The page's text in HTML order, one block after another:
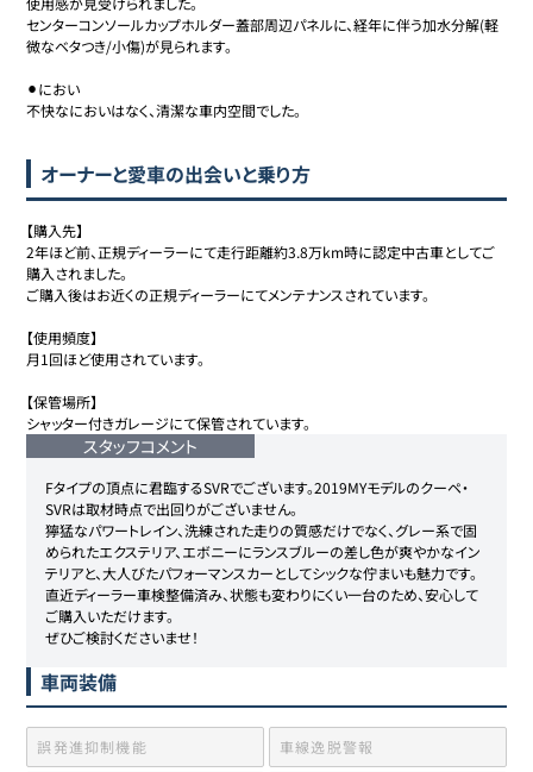
センターコンソールカップホルダー蓋部周辺パネルに、経年に伴う加水分解(軽
微なベタつき/小傷)が見られます。
⚫︎におい
不快なにおいはなく、清潔な車内空間でした。
オーナーと愛車の出会いと乗り方
【購入先】
2年ほど前、正規ディーラーにて走行距離約3.8万km時に認定中古車としてご
購入されました。
ご購入後はお近くの正規ディーラーにてメンテナンスされています。
【使用頻度】
月1回ほど使用されています。
【保管場所】
シャッター付きガレージにて保管されています。
スタッフコメント
Fタイプの頂点に君臨するSVRでございます。2019MYモデルのクーペ・
SVRは取材時点で出回りがございません。
獰猛なパワートレイン、洗練された走りの質感だけでなく、グレー系で固
められたエクステリア、エボニーにランスブルーの差し色が爽やかなイン
テリアと、大人びたパフォーマンスカーとしてシックな佇まいも魅力です。
直近ディーラー車検整備済み、状態も変わりにくい一台のため、安心して
ご購入いただけます。
ぜひご検討くださいませ！
車両装備
誤発進抑制機能 車線逸脱警報